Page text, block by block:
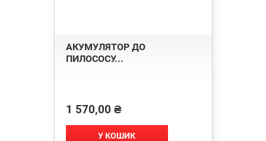
АКУМУЛЯТОР ДО
ПИЛОСОСУ...
Ціна
1 570,00 ₴
У КОШИК